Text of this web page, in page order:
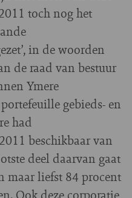
toch nog het
in de woorden
de raad van bestuur
Ymere
gebieds- en
had
beschikbaar van
deel daarvan gaat
maar liefst 84 procent